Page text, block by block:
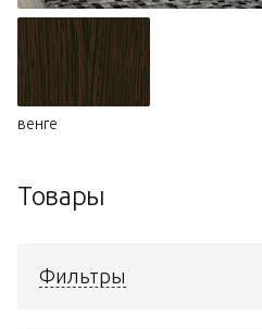
венге
Товары
Фильтры